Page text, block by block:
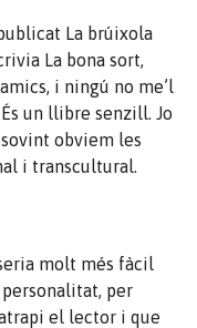
La brúixola
La bona sort,
i ningú no me’l
un llibre senzill. Jo
obviem les
i transcultural.
molt més fàcil
per
el lector i que